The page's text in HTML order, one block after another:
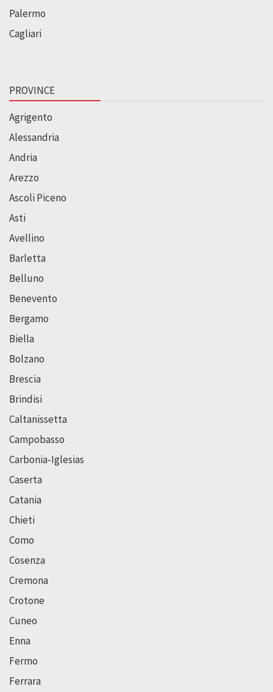
Palermo
Cagliari
PROVINCE
Agrigento
Alessandria
Andria
Arezzo
Ascoli Piceno
Asti
Avellino
Barletta
Belluno
Benevento
Bergamo
Biella
Bolzano
Brescia
Brindisi
Caltanissetta
Campobasso
Carbonia-Iglesias
Caserta
Catania
Chieti
Como
Cosenza
Cremona
Crotone
Cuneo
Enna
Fermo
Ferrara